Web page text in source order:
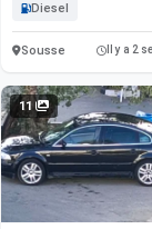
Diesel
Sousse Il y a 2
11